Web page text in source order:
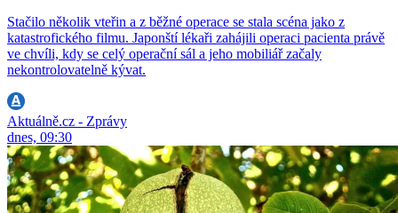
Stačilo několik vteřin a z běžné operace se stala scéna jako z
katastrofického filmu. Japonští lékaři zahájili operaci pacienta právě
ve chvíli, kdy se celý operační sál a jeho mobiliář začaly
nekontrolovatelně kývat.
Aktuálně.cz - Zprávy
dnes, 09:30